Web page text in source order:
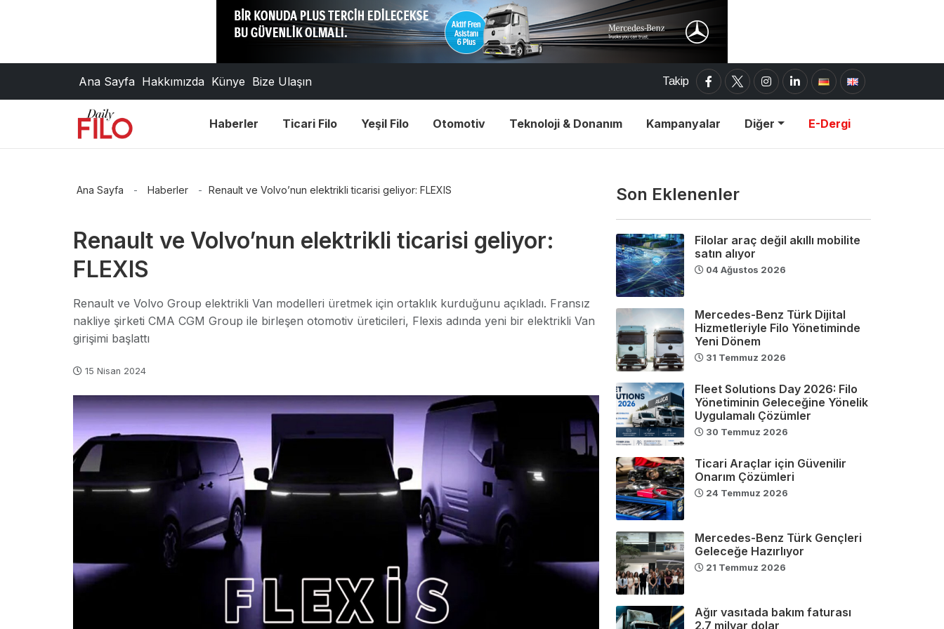
Ana Sayfa Hakkımızda Künye Bize Ulaşın Takip
Haberler Ticari Filo Yeşil Filo Otomotiv Teknoloji & Donanım Kampanyalar Diğer E-Dergi
Ana Sayfa - Haberler - Renault ve Volvo’nun elektrikli ticarisi geliyor: FLEXIS
Renault ve Volvo’nun elektrikli ticarisi geliyor:
FLEXIS
Renault ve Volvo Group elektrikli Van modelleri üretmek için ortaklık kurduğunu açıkladı. Fransız
nakliye şirketi CMA CGM Group ile birleşen otomotiv üreticileri, Flexis adında yeni bir elektrikli Van
girişimi başlattı
15 Nisan 2024
Son Eklenenler
Filolar araç değil akıllı mobilite
satın alıyor
04 Ağustos 2026
Mercedes-Benz Türk Dijital
Hizmetleriyle Filo Yönetiminde
Yeni Dönem
31 Temmuz 2026
Fleet Solutions Day 2026: Filo
Yönetiminin Geleceğine Yönelik
Uygulamalı Çözümler
30 Temmuz 2026
Ticari Araçlar için Güvenilir
Onarım Çözümleri
24 Temmuz 2026
Mercedes-Benz Türk Gençleri
Geleceğe Hazırlıyor
21 Temmuz 2026
Ağır vasıtada bakım faturası
2.7 milyar dolar